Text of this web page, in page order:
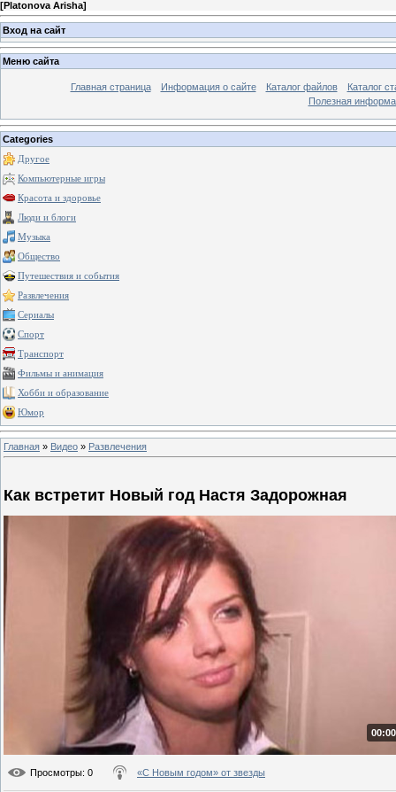
[Platonova Arisha]
Вход на сайт
Меню сайта
Главная страница Информация о сайте Каталог файлов
Каталог
Полезная
Categories
Другое
Компьютерные игры
Красота и здоровье
Люди и блоги
Музыка
Общество
Путешествия и события
Развлечения
Сериалы
Спорт
Транспорт
Фильмы и анимация
Хобби и образование
Юмор
Главная » Видео » Развлечения
Как встретит Новый год Настя Задорожная
Просмотры: 0 «С Новым годом» от звезды